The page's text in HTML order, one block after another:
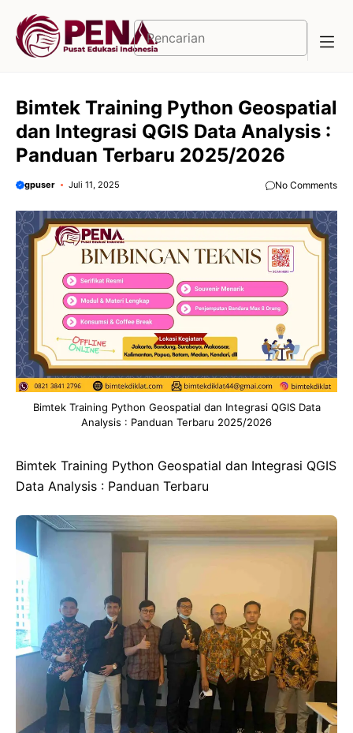
Cari
Bimtek Training Python Geospatial
dan Integrasi QGIS Data Analysis :
Panduan Terbaru 2025/2026
gpuser Juli 11, 2025 No Comments
Bimtek Training Python Geospatial dan Integrasi QGIS Data
Analysis : Panduan Terbaru 2025/2026
Bimtek Training Python Geospatial dan Integrasi QGIS
Data Analysis : Panduan Terbaru